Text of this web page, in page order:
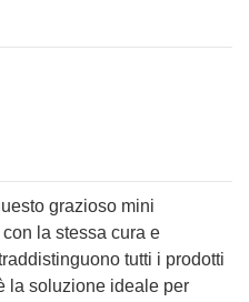
grazioso mini
la stessa cura e
tutti i prodotti
la soluzione ideale per